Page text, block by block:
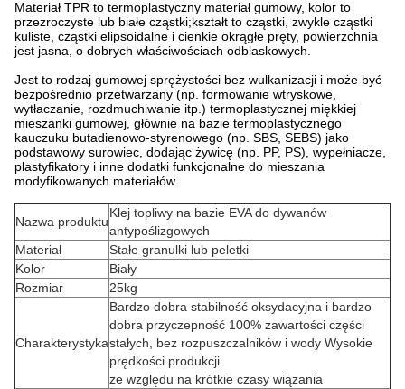
Materiał TPR to termoplastyczny materiał gumowy, kolor to
przezroczyste lub białe cząstki;kształt to cząstki, zwykle cząstki
kuliste, cząstki elipsoidalne i cienkie okrągłe pręty, powierzchnia
jest jasna, o dobrych właściwościach odblaskowych.
Jest to rodzaj gumowej sprężystości bez wulkanizacji i może być
bezpośrednio przetwarzany (np. formowanie wtryskowe,
wytłaczanie, rozdmuchiwanie itp.) termoplastycznej miękkiej
mieszanki gumowej, głównie na bazie termoplastycznego
kauczuku butadienowo-styrenowego (np. SBS, SEBS) jako
podstawowy surowiec, dodając żywicę (np. PP, PS), wypełniacze,
plastyfikatory i inne dodatki funkcjonalne do mieszania
modyfikowanych materiałów.
Nazwa produktu
Klej topliwy na bazie EVA do dywanów
antypoślizgowych
Materiał
Stałe granulki lub peletki
Kolor
Biały
Rozmiar
25kg
Charakterystyka
Bardzo dobra stabilność oksydacyjna i bardzo
dobra przyczepność 100% zawartości części
stałych, bez rozpuszczalników i wody Wysokie
prędkości produkcji
ze względu na krótkie czasy wiązania